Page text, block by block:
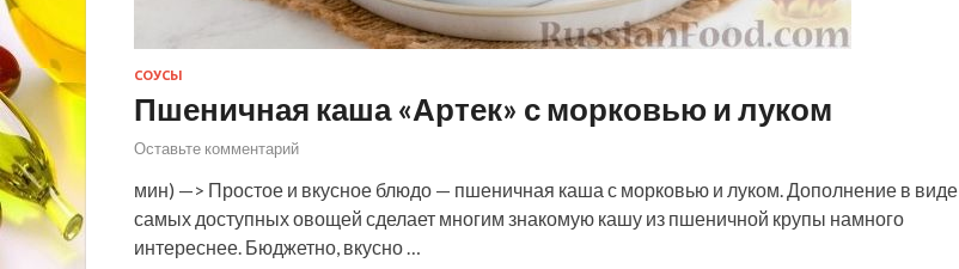
СОУСЫ
Пшеничная каша «Артек» с морковью и луком
Оставьте комментарий
мин) —> Простое и вкусное блюдо — пшеничная каша с морковью и луком. Дополнение в виде
самых доступных овощей сделает многим знакомую кашу из пшеничной крупы намного
интереснее. Бюджетно, вкусно …